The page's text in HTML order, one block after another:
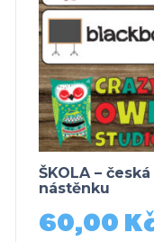
ŠKOLA –
nástěnku
60,00 Kč